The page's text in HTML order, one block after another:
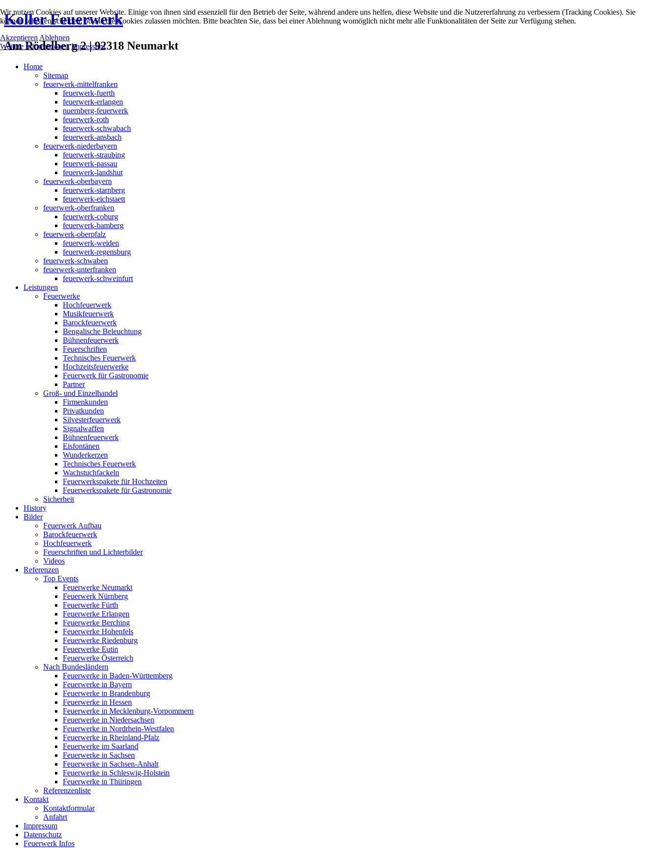
Koller Feuerwerk
Am Rödelberg 2 | 92318 Neumarkt
Home
Sitemap
feuerwerk-mittelfranken
feuerwerk-fuerth
feuerwerk-erlangen
nuernberg-feuerwerk
feuerwerk-roth
feuerwerk-schwabach
feuerwerk-ansbach
feuerwerk-niederbayern
feuerwerk-straubing
feuerwerk-passau
feuerwerk-landshut
feuerwerk-oberbayern
feuerwerk-starnberg
feuerwerk-eichstaett
feuerwerk-oberfranken
feuerwerk-coburg
feuerwerk-bamberg
feuerwerk-oberpfalz
feuerwerk-weiden
feuerwerk-regensburg
feuerwerk-schwaben
feuerwerk-unterfranken
feuerwerk-schweinfurt
Leistungen
Feuerwerke
Hochfeuerwerk
Musikfeuerwerk
Barockfeuerwerk
Bengalische Beleuchtung
Bühnenfeuerwerk
Feuerschriften
Technisches Feuerwerk
Hochzeitsfeuerwerke
Feuerwerk für Gastronomie
Partner
Groß- und Einzelhandel
Firmenkunden
Privatkunden
Silvesterfeuerwerk
Signalwaffen
Bühnenfeuerwerk
Eisfontänen
Wunderkerzen
Technisches Feuerwerk
Wachstuchfackeln
Feuerwerkspakete für Hochzeiten
Feuerwerkspakete für Gastronomie
Sicherheit
History
Bilder
Feuerwerk Aufbau
Barockfeuerwerk
Hochfeuerwerk
Feuerschriften und Lichterbilder
Videos
Referenzen
Top Events
Feuerwerke Neumarkt
Feuerwerk Nürnberg
Feuerwerke Fürth
Feuerwerke Erlangen
Feuerwerke Berching
Feuerwerke Hohenfels
Feuerwerke Riedenburg
Feuerwerke Eutin
Feuerwerke Österreich
Nach Bundesländern
Feuerwerke in Baden-Württemberg
Feuerwerke in Bayern
Feuerwerke in Brandenburg
Feuerwerke in Hessen
Feuerwerke in Mecklenburg-Vorpommern
Feuerwerke in Niedersachsen
Feuerwerke in Nordrhein-Westfalen
Feuerwerke in Rheinland-Pfalz
Feuerwerke im Saarland
Feuerwerke in Sachsen
Feuerwerke in Sachsen-Anhalt
Feuerwerke in Schleswig-Holstein
Feuerwerke in Thüringen
Referenzenliste
Kontakt
Kontaktformular
Anfahrt
Impressum
Datenschutz
Feuerwerk Infos
Wir nutzen Cookies auf unserer Website. Einige von ihnen sind essenziell für den Betrieb der Seite, während andere uns helfen, diese Website und die Nutzererfahrung zu verbessern (Tracking Cookies). Sie
können selbst entscheiden, ob Sie die Cookies zulassen möchten. Bitte beachten Sie, dass bei einer Ablehnung womöglich nicht mehr alle Funktionalitäten der Seite zur Verfügung stehen.
Akzeptieren Ablehnen
Weitere Informationen Impressum